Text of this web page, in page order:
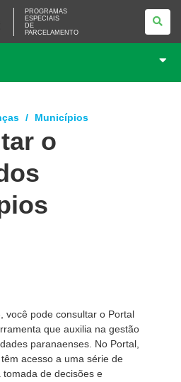
PROGRAMAS
ESPECIAIS
DE
PARCELAMENTO
Municípios
o
você pode consultar o Portal
que auxilia na gestão
paranaenses. No Portal,
acesso a uma série de
de decisões e